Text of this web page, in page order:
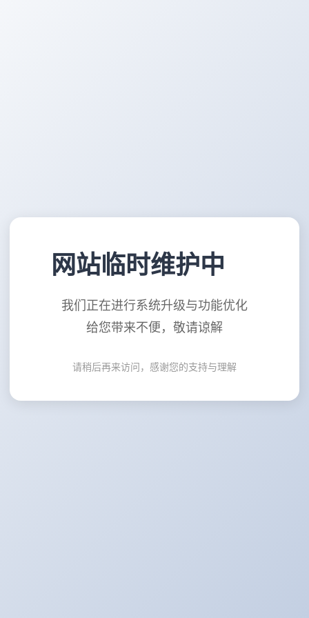
网站临时维护中
我们正在进行系统升级与功能优化
给您带来不便，敬请谅解
请稍后再来访问，感谢您的支持与理解